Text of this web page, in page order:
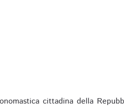
cittadina della